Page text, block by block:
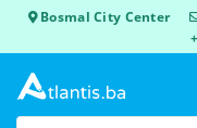
Bosmal City Center